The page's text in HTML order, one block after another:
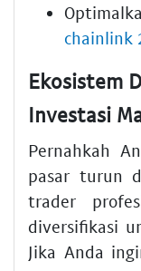
chainlink
Ekosistem
Investasi
Pernahkah
pasar turun
trader
diversifikasi
Jika Anda